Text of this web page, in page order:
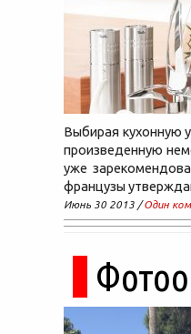
Выбирая кухонную
произведенную
уже
французы
Июнь 30 2013 /Один